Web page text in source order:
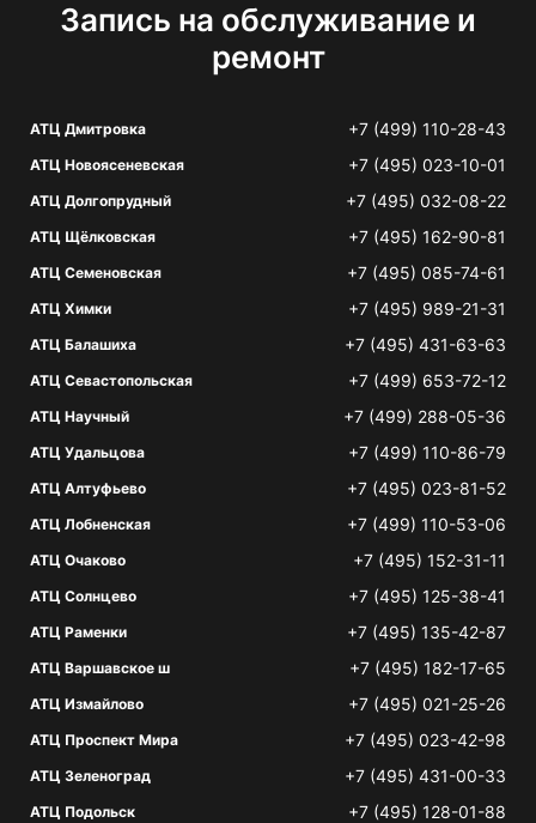
Запись на обслуживание и
ремонт
АТЦ Дмитровка +7 (499) 110-28-43
АТЦ Новоясеневская +7 (495) 023-10-01
АТЦ Долгопрудный +7 (495) 032-08-22
АТЦ Щёлковская +7 (495) 162-90-81
АТЦ Семеновская +7 (495) 085-74-61
АТЦ Химки +7 (495) 989-21-31
АТЦ Балашиха +7 (495) 431-63-63
АТЦ Севастопольская +7 (499) 653-72-12
АТЦ Научный +7 (499) 288-05-36
АТЦ Удальцова +7 (499) 110-86-79
АТЦ Алтуфьево +7 (495) 023-81-52
АТЦ Лобненская +7 (499) 110-53-06
АТЦ Очаково +7 (495) 152-31-11
АТЦ Солнцево +7 (495) 125-38-41
АТЦ Раменки +7 (495) 135-42-87
АТЦ Варшавское ш +7 (495) 182-17-65
АТЦ Измайлово +7 (495) 021-25-26
АТЦ Проспект Мира +7 (495) 023-42-98
АТЦ Зеленоград +7 (495) 431-00-33
АТЦ Подольск +7 (495) 128-01-88